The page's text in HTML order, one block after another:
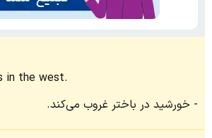
in the west.
خورشید در باختر غروب می‌کند.